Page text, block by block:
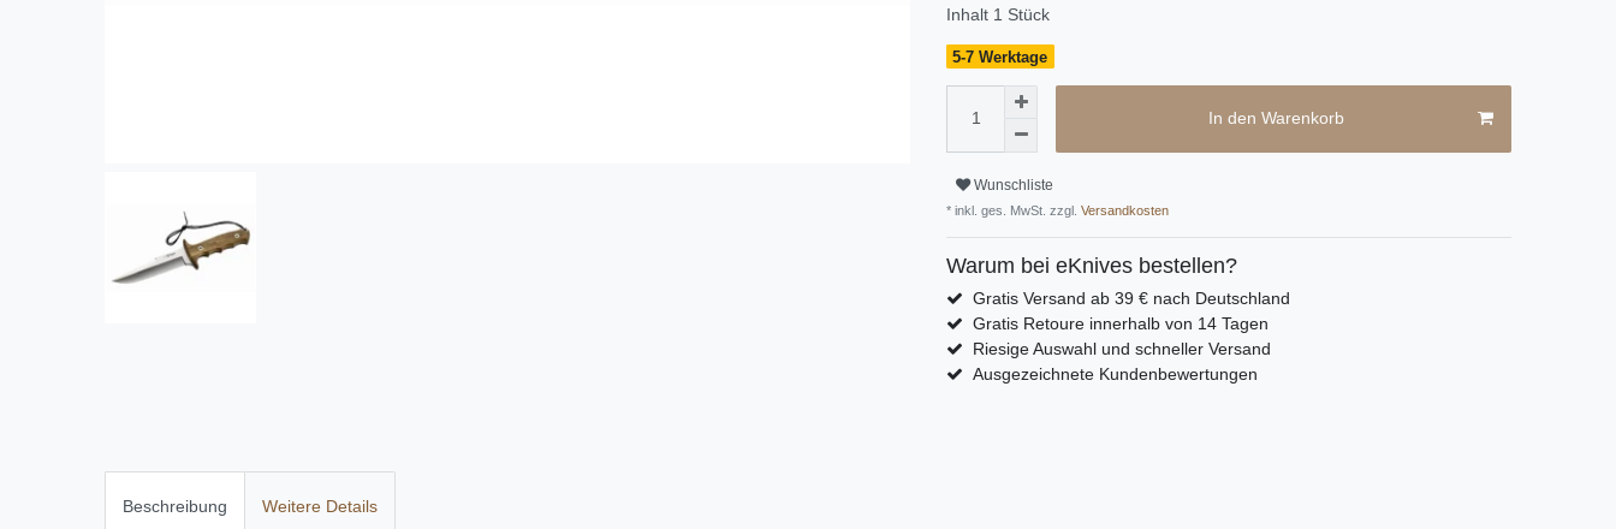
Inhalt 1 Stück
5-7 Werktage
In den Warenkorb
Wunschliste
* inkl. ges. MwSt. zzgl. Versandkosten
Warum bei eKnives bestellen?
Gratis Versand ab 39 € nach Deutschland
Gratis Retoure innerhalb von 14 Tagen
Riesige Auswahl und schneller Versand
Ausgezeichnete Kundenbewertungen
Beschreibung Weitere Details